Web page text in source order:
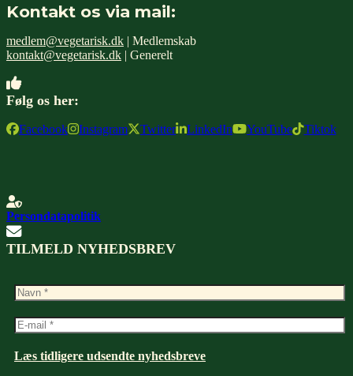
Kontakt os via mail:
medlem@vegetarisk.dk | Medlemskab
kontakt@vegetarisk.dk | Generelt
Følg os her:
Facebook Instagram Twitter LinkedIn YouTube Tiktok
Persondatapolitik
TILMELD NYHEDSBREV
Læs tidligere udsendte nyhedsbreve